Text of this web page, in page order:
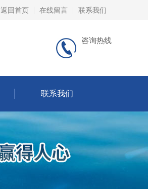
返回首页 在线留言 联系我们
咨询热线
联系我们